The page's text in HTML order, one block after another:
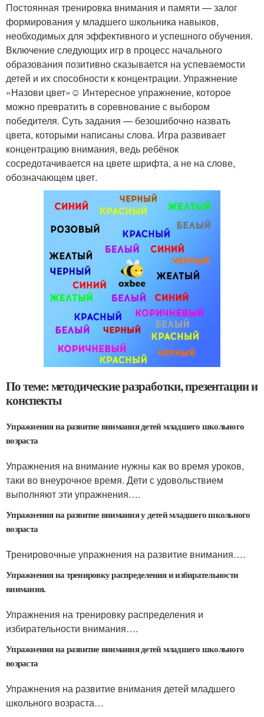
Постоянная тренировка внимания и памяти — залог
формирования у младшего школьника навыков,
необходимых для эффективного и успешного обучения.
Включение следующих игр в процесс начального
образования позитивно сказывается на успеваемости
детей и их способности к концентрации. Упражнение
«Назови цвет»☺ Интересное упражнение, которое
можно превратить в соревнование с выбором
победителя. Суть задания — безошибочно назвать
цвета, которыми написаны слова. Игра развивает
концентрацию внимания, ведь ребёнок
сосредотачивается на цвете шрифта, а не на слове,
обозначающем цвет.
По теме: методические разработки, презентации и
конспекты
Упражнения на развитие внимания детей младшего школьного
возраста
Упражнения на внимание нужны как во время уроков,
таки во внеурочное время. Дети с удовольствием
выполняют эти упражнения….
Упражнения на развитие внимания у детей младшего школьного
возраста
Тренировочные упражнения на развитие внимания….
Упражнения на тренировку распределения и избирательности
внимания.
Упражнения на тренировку распределения и
избирательности внимания….
Упражнения на развитие внимания детей младшего школьного
возраста
Упражнения на развитие внимания детей младшего
школьного возраста…